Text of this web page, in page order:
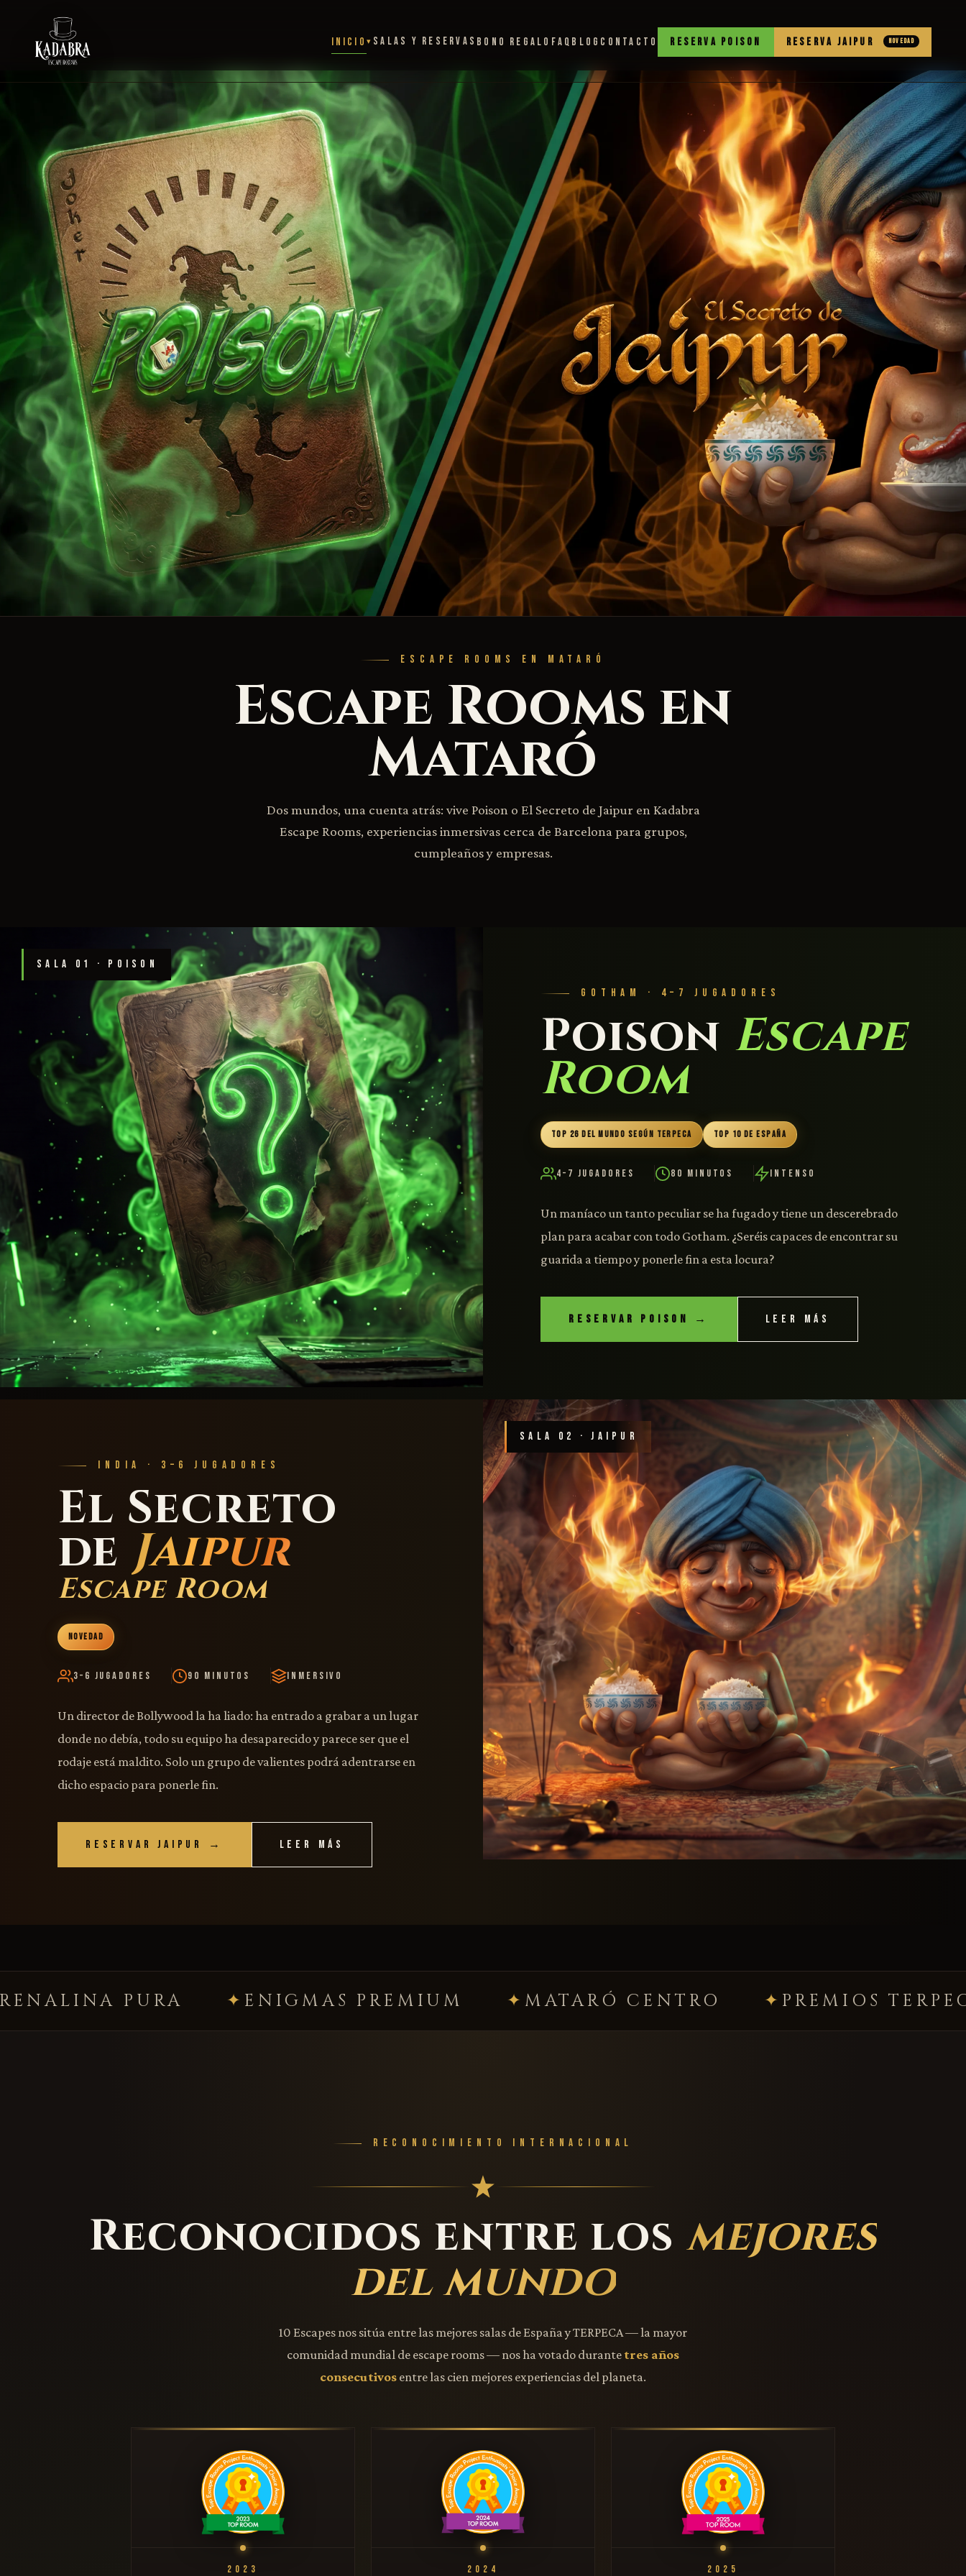
INICIO SALAS Y RESERVAS BONO REGALO FAQ BLOG CONTACTO RESERVA POISON RESERVA JAIPUR NOVEDAD
ESCAPE ROOMS EN MATARÓ
Escape Rooms en
Mataró
Dos mundos, una cuenta atrás: vive Poison o El Secreto de Jaipur en Kadabra
Escape Rooms, experiencias inmersivas cerca de Barcelona para grupos,
cumpleaños y empresas.
SALA 01 · POISON
GOTHAM · 4–7 JUGADORES
Poison Escape
Room
TOP 26 DEL MUNDO SEGÚN TERPECA TOP 10 DE ESPAÑA
4–7 Jugadores 80 Minutos Intenso
Un maníaco un tanto peculiar se ha fugado y tiene un descerebrado
plan para acabar con todo Gotham. ¿Seréis capaces de encontrar su
guarida a tiempo y ponerle fin a esta locura?
RESERVAR POISON → LEER MÁS
SALA 02 · JAIPUR
INDIA · 3–6 JUGADORES
El Secreto
de Jaipur
Escape Room
NOVEDAD
3–6 Jugadores 90 Minutos Inmersivo
Un director de Bollywood la ha liado: ha entrado a grabar a un lugar
donde no debía, todo su equipo ha desaparecido y parece ser que el
rodaje está maldito. Solo un grupo de valientes podrá adentrarse en
dicho espacio para ponerle fin.
RESERVAR JAIPUR → LEER MÁS
ENIGMAS PREMIUM MATARÓ CENTRO PREMIOS TERPECA
RECONOCIMIENTO INTERNACIONAL
Reconocidos entre los mejores
del mundo
10 Escapes nos sitúa entre las mejores salas de España y TERPECA — la mayor
comunidad mundial de escape rooms — nos ha votado durante tres años
consecutivos entre las cien mejores experiencias del planeta.
2023 2024 2025